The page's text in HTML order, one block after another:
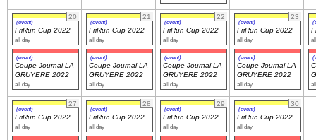
20
(event)
FriRun Cup 2022
all day
(event)
Coupe Journal LA
GRUYERE 2022
all day
21
(event)
FriRun Cup 2022
all day
(event)
Coupe Journal LA
GRUYERE 2022
all day
22
(event)
FriRun Cup 2022
all day
(event)
Coupe Journal LA
GRUYERE 2022
all day
23
(event)
FriRun Cup 2022
all day
(event)
Coupe Journal LA
GRUYERE 2022
all day
27
(event)
FriRun Cup 2022
all day
28
(event)
FriRun Cup 2022
all day
29
(event)
FriRun Cup 2022
all day
30
(event)
FriRun Cup 2022
all day